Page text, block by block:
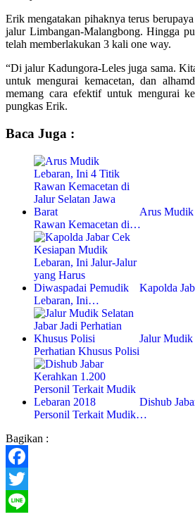
Erik mengatakan pihaknya terus
jalur Limbangan-Malangbong. Hingga
telah memberlakukan 3 kali one way.
“Di jalur Kadungora-Leles juga sama.
untuk mengurai kemacetan, dan
memang cara efektif untuk mengurai
pungkas Erik.
Baca Juga :
Arus
Rawan Kemacetan di…
Kapolda
Lebaran, Ini…
Jalur Mudik
Perhatian Khusus Polisi
Dishub
Personil Terkait Mudik…
Bagikan :
Facebook
Twitter